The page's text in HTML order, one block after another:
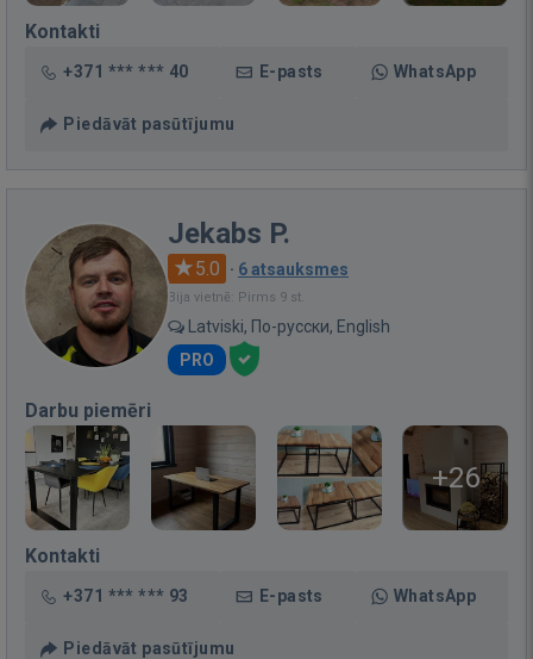
Kontakti
+371 *** *** 40 E-pasts WhatsApp
Piedāvāt pasūtījumu
Jekabs P.
5.0 · 6 atsauksmes
Bija vietnē: Pirms 9 st.
Latviski, По-русски, English
PRO
Darbu piemēri
+26
Kontakti
+371 *** *** 93 E-pasts WhatsApp
Piedāvāt pasūtījumu